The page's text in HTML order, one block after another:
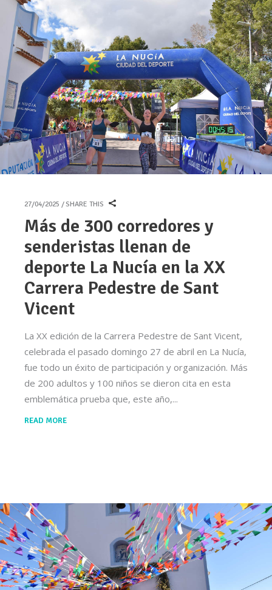
27/04/2025 SHARE THIS
Más de 300 corredores y
senderistas llenan de
deporte La Nucía en la XX
Carrera Pedestre de Sant
Vicent
La XX edición de la Carrera Pedestre de Sant Vicent,
celebrada el pasado domingo 27 de abril en La Nucía,
fue todo un éxito de participación y organización. Más
de 200 adultos y 100 niños se dieron cita en esta
emblemática prueba que, este año,
READ MORE